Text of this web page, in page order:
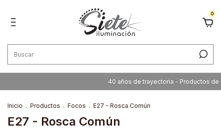
0
40 años de trayectoria - Productos de
Inicio . Productos . Focos . E27 - Rosca Común
E27 - Rosca Común